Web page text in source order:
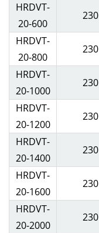
HRDVT-
20-600
230
HRDVT-
20-800
230
HRDVT-
20-1000
230
HRDVT-
20-1200
230
HRDVT-
20-1400
230
HRDVT-
20-1600
230
HRDVT-
20-2000
230